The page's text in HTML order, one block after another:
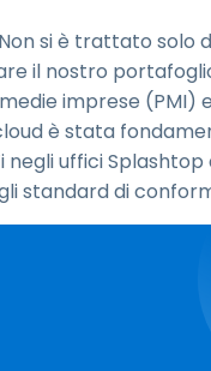
si è trattato solo
il nostro
imprese (PMI)
è stata
uffici
standard di